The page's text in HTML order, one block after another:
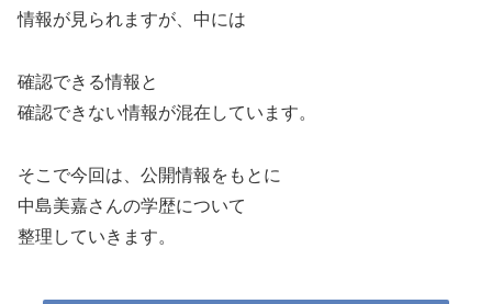
情報が見られますが、中には
確認できる情報と
確認できない情報が混在しています。
そこで今回は、公開情報をもとに
中島美嘉さんの学歴について
整理していきます。